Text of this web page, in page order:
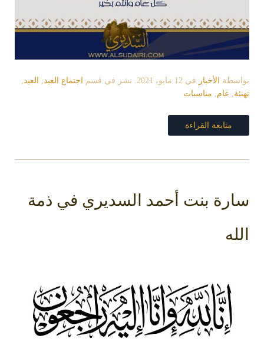
بواسطة الأخبار في 12 مايو، 2021 . نشر في قسم اجتماع العيد, العيد,
تهنئة, عام, مناسبات
متابعة القراءة
سارة بنت أحمد السديري في ذمة
الله